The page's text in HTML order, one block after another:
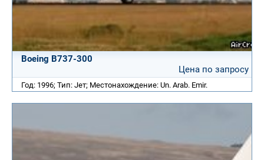
Boeing B737-300
Цена по запросу
Год: 1996; Тип: Jет; Местонахождение: Un. Arab. Emir.